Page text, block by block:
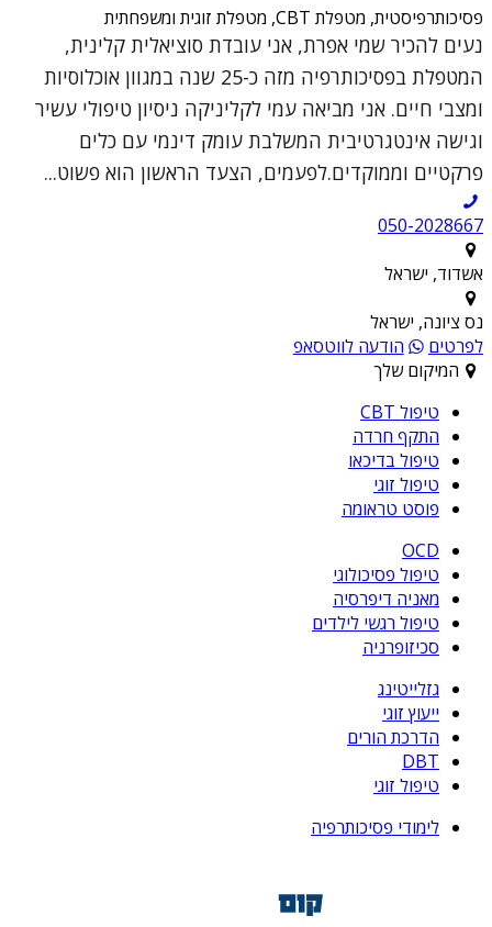
פסיכותרפיסטית, מטפלת CBT, מטפלת זוגית ומשפחתית
נעים להכיר שמי אפרת, אני עובדת סוציאלית קלינית,
המטפלת בפסיכותרפיה מזה כ-25 שנה במגוון אוכלוסיות
ומצבי חיים. אני מביאה עמי לקליניקה ניסיון טיפולי עשיר
וגישה אינטגרטיבית המשלבת עומק דינמי עם כלים
פרקטיים וממוקדים.לפעמים, הצעד הראשון הוא פשוט...
050-2028667
אשדוד, ישראל
נס ציונה, ישראל
לפרטים
הודעה לווטסאפ
המיקום שלך
טיפול CBT
התקף חרדה
טיפול בדיכאו
טיפול זוגי
פוסט טראומה
OCD
טיפול פסיכולוגי
מאניה דיפרסיה
טיפול רגשי לילדים
סכיזופרניה
גזלייטינג
ייעוץ זוגי
הדרכת הורים
DBT
טיפול זוגי
לימודי פסיכותרפיה